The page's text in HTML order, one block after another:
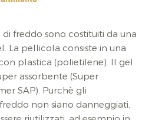
freddo sono costituiti da una
La pellicola consiste in una
plastica (polietilene). Il gel
assorbente (Super
SAP). Purchè gli
non siano danneggiati,